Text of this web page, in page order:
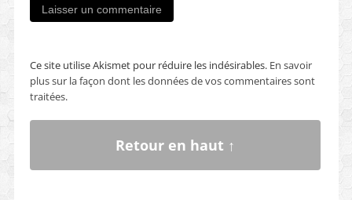
Ce site utilise Akismet pour réduire les indésirables. En savoir
plus sur la façon dont les données de vos commentaires sont
traitées.
Retour en haut ↑